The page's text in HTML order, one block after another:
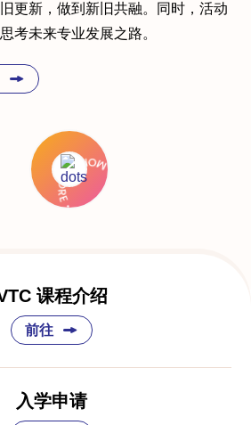
更新，做到新旧共融。同时，活动
考未来专业发展之路。
课程介绍
前往
入学申请